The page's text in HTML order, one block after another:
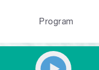
Program